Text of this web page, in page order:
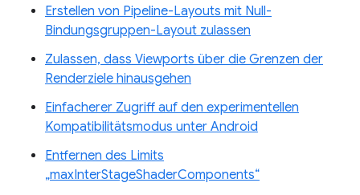
Erstellen von Pipeline-Layouts mit Null-
Bindungsgruppen-Layout zulassen
Zulassen, dass Viewports über die Grenzen der
Renderziele hinausgehen
Einfacherer Zugriff auf den experimentellen
Kompatibilitätsmodus unter Android
Entfernen des Limits
„maxInterStageShaderComponents“